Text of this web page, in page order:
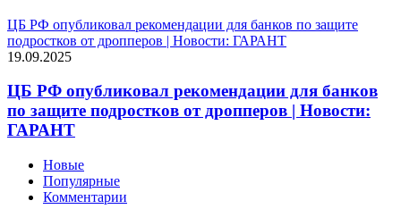
ЦБ РФ опубликовал рекомендации для банков по защите
подростков от дропперов | Новости: ГАРАНТ
19.09.2025
ЦБ РФ опубликовал рекомендации для банков
по защите подростков от дропперов | Новости:
ГАРАНТ
Новые
Популярные
Комментарии